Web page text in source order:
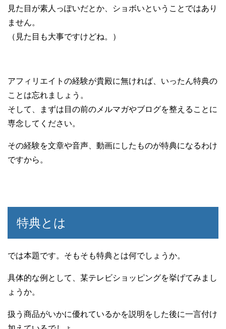
見た目が素人っぽいだとか、ショボいということではあり
ません。
（見た目も大事ですけどね。）
アフィリエイトの経験が貴殿に無ければ、いったん特典の
ことは忘れましょう。
そして、まずは目の前のメルマガやブログを整えることに
専念してください。
その経験を文章や音声、動画にしたものが特典になるわけ
ですから。
特典とは
では本題です。そもそも特典とは何でしょうか。
具体的な例として、某テレビショッピングを挙げてみまし
ょうか。
扱う商品がいかに優れているかを説明をした後に一言付け